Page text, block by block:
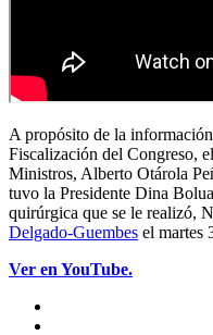
A propósito de la
Fiscalización del Congreso,
Ministros, Alberto Otárola
tuvo la Presidente Dina
quirúrgica que se le realizó,
Delgado-Guembes el martes
Ver en YouTube.